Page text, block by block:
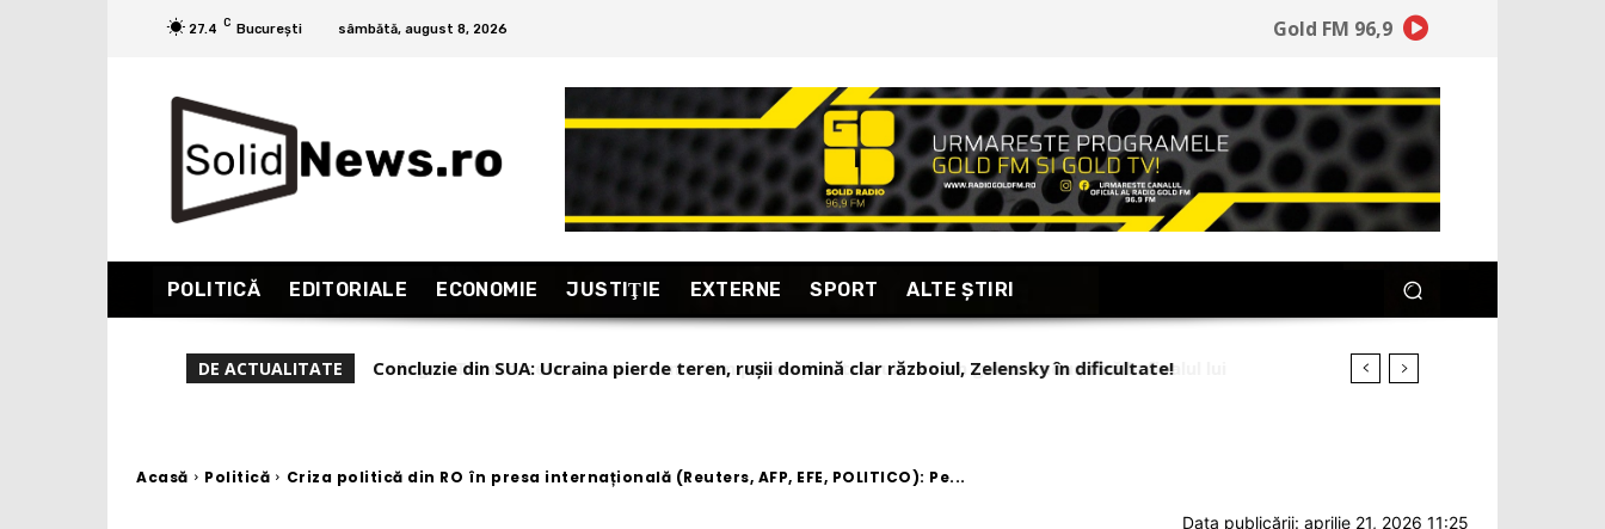
27.4 C București sâmbătă, august 8, 2026 Gold FM 96,9
POLITICĂ EDITORIALE ECONOMIE JUSTIŢIE EXTERNE SPORT ALTE ŞTIRI
DE ACTUALITATE
Eugen Tomac, semnal interesant: “Am putea și ar trebui s-avem guvern nou până la finalul lui
Acasă Politică Criza politică din RO în presa internațională (Reuters, AFP, EFE, POLITICO): Pe...
Data publicării: aprilie 21, 2026 11:25